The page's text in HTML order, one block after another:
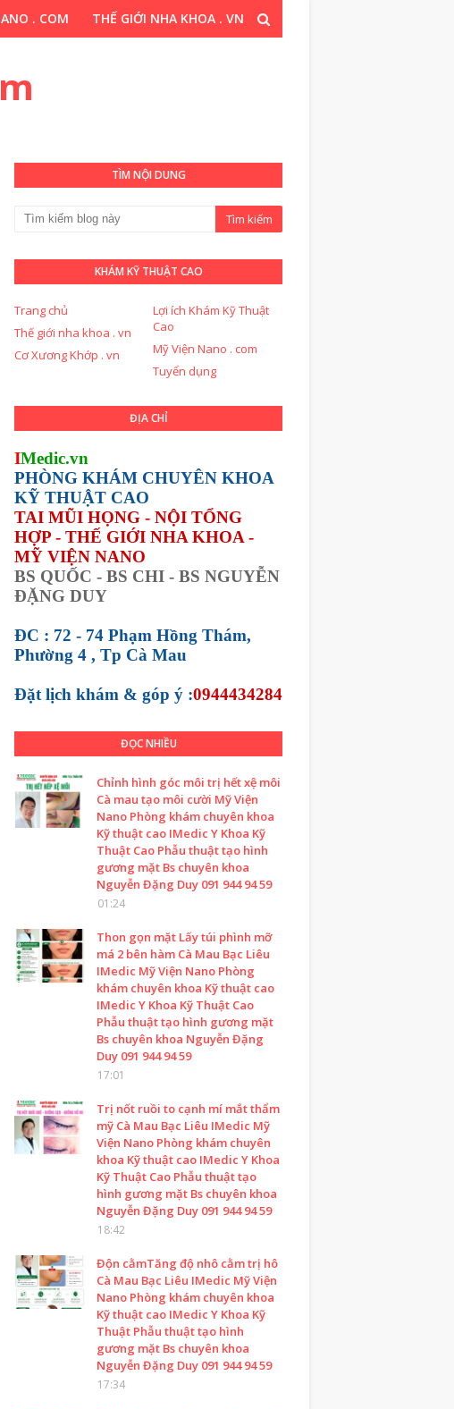
. COM THẾ GIỚI NHA KHOA . VN
TÌM NỘI DUNG
KHÁM KỸ THUẬT CAO
Trang chủ
Lợi ích Khám Kỹ Thuật
Cao
Thế giới nha khoa . vn
Mỹ Viện Nano . com
Cơ Xương Khớp . vn
Tuyển dụng
ĐỊA CHỈ
IMedic.vn
PHÒNG KHÁM CHUYÊN KHOA
KỸ THUẬT CAO
TAI MŨI HỌNG - NỘI TỔNG
HỢP - THẾ GIỚI NHA KHOA -
MỸ VIỆN NANO
BS QUỐC - BS CHI - BS NGUYỄN
ĐẶNG DUY
ĐC : 72 - 74 Phạm Hồng Thám,
Phường 4 , Tp Cà Mau
Đặt lịch khám & góp ý :0944434284
ĐỌC NHIỀU
Chỉnh hình góc môi trị hết xệ môi
Cà mau tạo môi cười Mỹ Viện
Nano Phòng khám chuyên khoa
Kỹ thuật cao IMedic Y Khoa Kỹ
Thuật Cao Phẫu thuật tạo hình
gương mặt Bs chuyên khoa
Nguyễn Đặng Duy 091 944 94 59
01:24
Thon gọn mặt Lấy túi phình mỡ
má 2 bên hàm Cà Mau Bạc Liêu
IMedic Mỹ Viện Nano Phòng
khám chuyên khoa Kỹ thuật cao
IMedic Y Khoa Kỹ Thuật Cao
Phẫu thuật tạo hình gương mặt
Bs chuyên khoa Nguyễn Đặng
Duy 091 944 94 59
17:01
Trị nốt ruồi to cạnh mí mắt thẩm
mỹ Cà Mau Bạc Liêu IMedic Mỹ
Viện Nano Phòng khám chuyên
khoa Kỹ thuật cao IMedic Y Khoa
Kỹ Thuật Cao Phẫu thuật tạo
hình gương mặt Bs chuyên khoa
Nguyễn Đặng Duy 091 944 94 59
18:42
Độn cằmTăng độ nhô cằm trị hô
Cà Mau Bạc Liêu IMedic Mỹ Viện
Nano Phòng khám chuyên khoa
Kỹ thuật cao IMedic Y Khoa Kỹ
Thuật Phẫu thuật tạo hình
gương mặt Bs chuyên khoa
Nguyễn Đặng Duy 091 944 94 59
17:34